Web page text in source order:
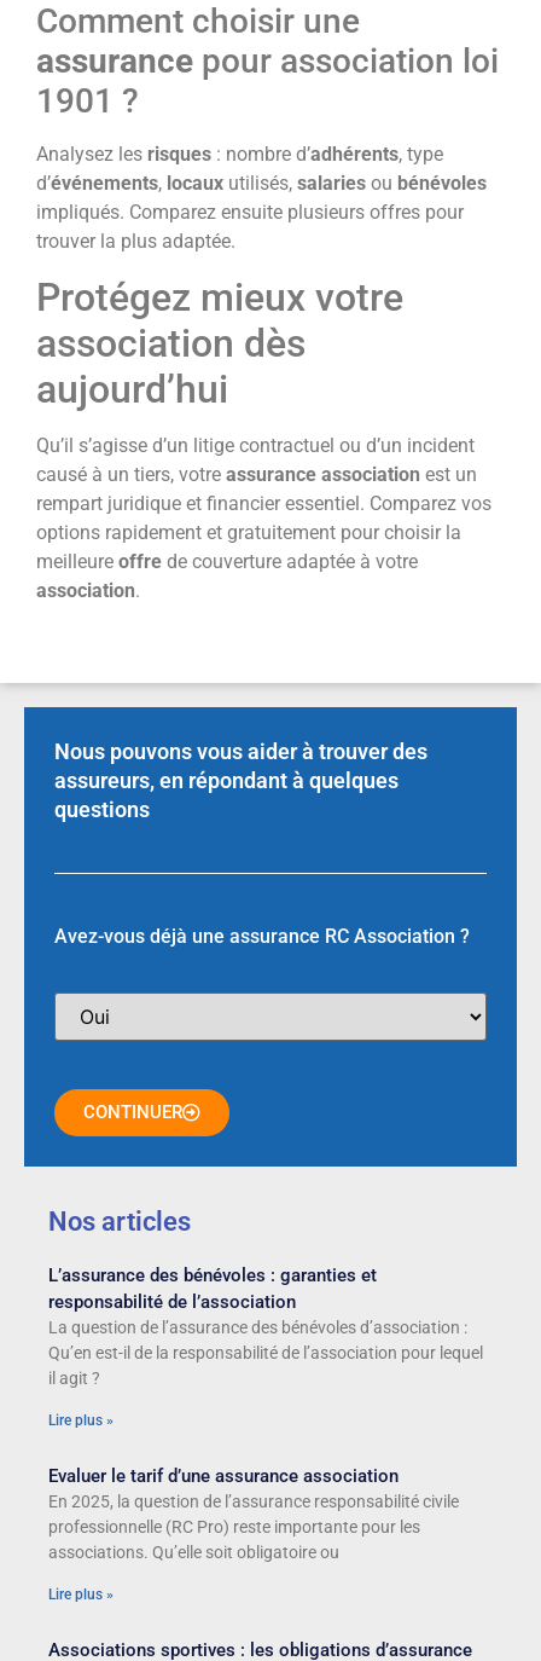
Comment choisir une
assurance pour association loi
1901 ?
Analysez les risques : nombre d’adhérents, type
d’événements, locaux utilisés, salaries ou bénévoles
impliqués. Comparez ensuite plusieurs offres pour
trouver la plus adaptée.
Protégez mieux votre
association dès
aujourd’hui
Qu’il s’agisse d’un litige contractuel ou d’un incident
causé à un tiers, votre assurance association est un
rempart juridique et financier essentiel. Comparez vos
options rapidement et gratuitement pour choisir la
meilleure offre de couverture adaptée à votre
association.
Nous pouvons vous aider à trouver des
assureurs, en répondant à quelques
questions
Avez-vous déjà une assurance RC Association ?
CONTINUER
Nos articles
L’assurance des bénévoles : garanties et
responsabilité de l’association
La question de l’assurance des bénévoles d’association :
Qu’en est-il de la responsabilité de l’association pour lequel
il agit ?
Lire plus »
Evaluer le tarif d’une assurance association
En 2025, la question de l’assurance responsabilité civile
professionnelle (RC Pro) reste importante pour les
associations. Qu’elle soit obligatoire ou
Lire plus »
Associations sportives : les obligations d’assurance